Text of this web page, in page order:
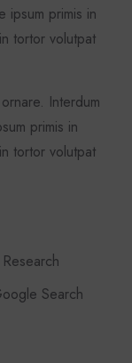
ipsum primis in
tortor volutpat
Interdum
primis in
tortor volutpat
Search